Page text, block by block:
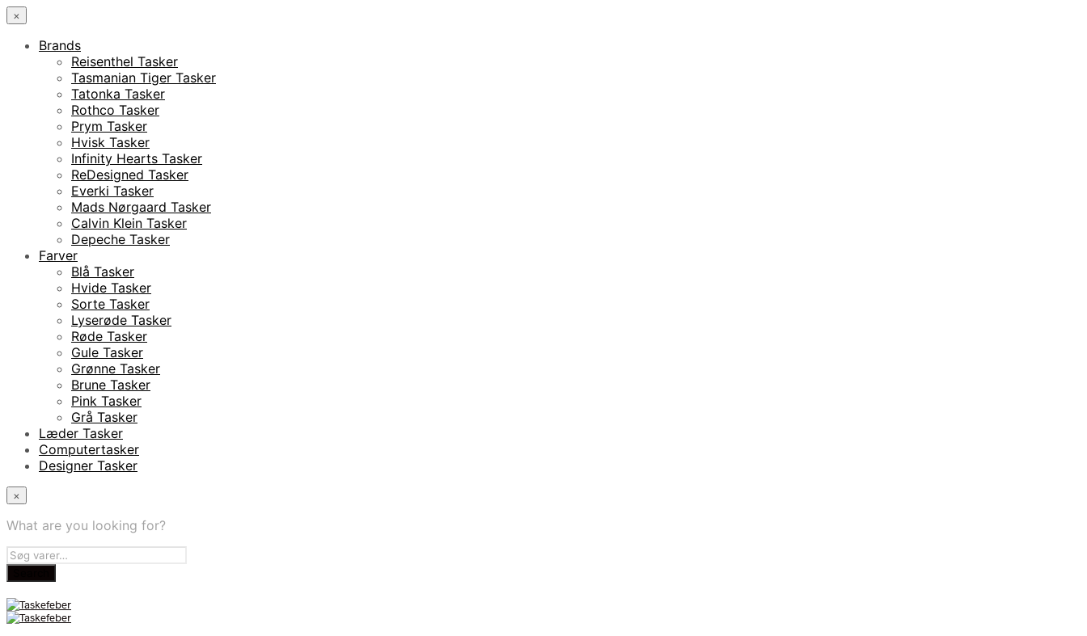
×
Brands
Reisenthel Tasker
Tasmanian Tiger Tasker
Tatonka Tasker
Rothco Tasker
Prym Tasker
Hvisk Tasker
Infinity Hearts Tasker
ReDesigned Tasker
Everki Tasker
Mads Nørgaard Tasker
Calvin Klein Tasker
Depeche Tasker
Farver
Blå Tasker
Hvide Tasker
Sorte Tasker
Lyserøde Tasker
Røde Tasker
Gule Tasker
Grønne Tasker
Brune Tasker
Pink Tasker
Grå Tasker
Læder Tasker
Computertasker
Designer Tasker
×
What are you looking for?